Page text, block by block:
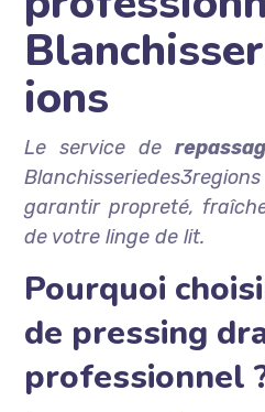
ions
Le service de
garantir propreté,
de votre linge de lit.
Pourquoi
de pressing
professionnel